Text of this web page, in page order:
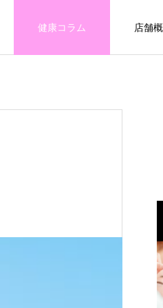
健康コラム 店舗